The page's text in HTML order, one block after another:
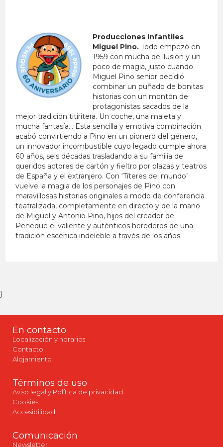
Producciones Infantiles
Miguel Pino.Todo empezó en
1959 con mucha de ilusión y un
poco de magia, justo cuando
Miguel Pino senior decidió
combinar un puñado de bonitas
historias con un montón de
protagonistas sacados de la
mejor tradición titiritera. Un coche, una maleta y
mucha fantasía… Esta sencilla y emotiva combinación
acabó convirtiendo a Pino en un pionero del género,
un innovador incombustible cuyo legado cumple ahora
60 años, seis décadas trasladando a su familia de
queridos actores de cartón y fieltro por plazas y teatros
de España y el extranjero. Con ‘Títeres del mundo’
vuelve la magia de los personajes de Pino con
maravillosas historias originales a modo de conferencia
teatralizada, completamente en directo y de la mano
de Miguel y Antonio Pino, hijos del creador de
Peneque el valiente y auténticos herederos de una
tradición escénica indeleble a través de los años.
}
En contacto
Localización y horarios
Contacto
Alojamiento
Términos de uso
Aviso legal y Política de privacidad
Cookies
Accesibilidad
Comunicación
Newsletter